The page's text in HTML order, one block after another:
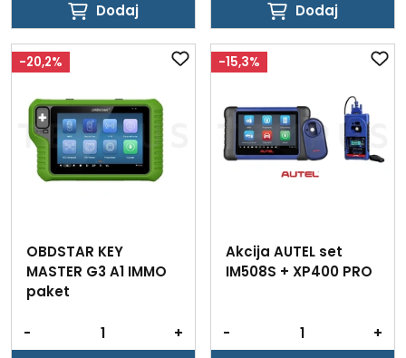
Dodaj
Dodaj
Dodaj
Dodaj
-20,2%
OBDSTAR KEY
MASTER G3 A1 IMMO
paket
-
+
-15,3%
Akcija AUTEL set
IM508S + XP400 PRO
-
+